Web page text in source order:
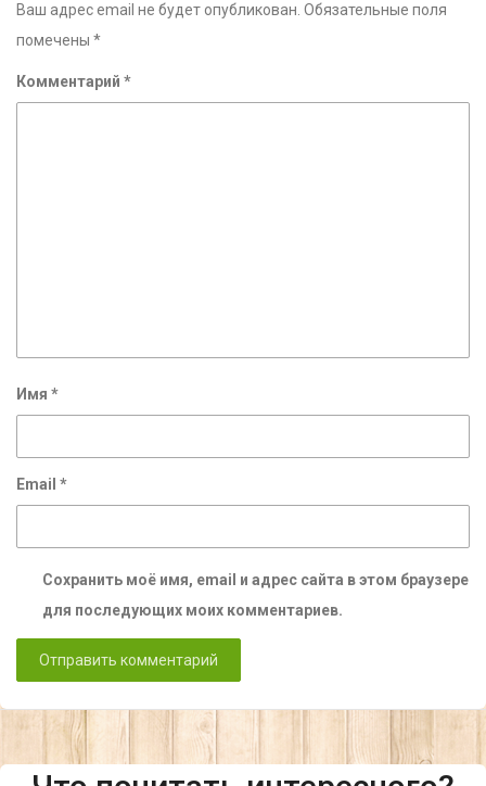
Ваш адрес email не будет опубликован. Обязательные поля
помечены *
Комментарий *
Имя *
Email *
Сохранить моё имя, email и адрес сайта в этом браузере
для последующих моих комментариев.